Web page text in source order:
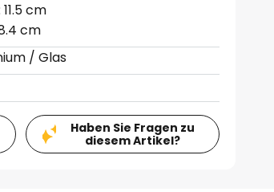
cm
cm
/ Glas
Haben Sie Fragen zu
diesem Artikel?